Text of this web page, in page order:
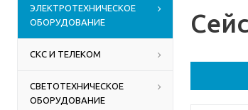
Контакты
ЭЛЕКТРОТЕХНИЧЕСКОЕ
ОБОРУДОВАНИЕ
СКС И ТЕЛЕКОМ
СВЕТОТЕХНИЧЕСКОЕ
ОБОРУДОВАНИЕ